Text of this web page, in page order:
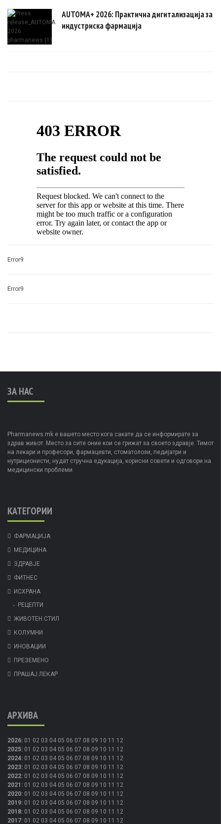
AUTOMA+ 2026: Практична дигитализација за
индустриска фармација
Error9
Error9
ЗА НАС
Pharmanews.mk е вашето место кога сакате да се информирате за
здрав живот. Место за сите оние кои се грижат за своето здравје. Тимот
на лекари и професори, фармацевти, стоматолози, педијатри и
нутриционисти, нудат стручна едукација, корисни совети и одговори на
медицински проблеми.
КАТЕГОРИИ
ФАРМАЦИЈА
МЕДИЦИНА
ЗДРАВЈЕ
ФИТНЕС
ИСХРАНА
РЕЦЕПТИ
ЖИВОТЕН СТИЛ
КОЛУМНИ
ИНОВАЦИИ
ПРЕЗЕМЕНО
ПРАШАЈ ЛЕКАР
АРХИВА
2026: 01 02 03 04 05 06 07 08 09 10 11 12
2025: 01 02 03 04 05 06 07 08 09 10 11 12
2024: 01 02 03 04 05 06 07 08 09 10 11 12
2023: 01 02 03 04 05 06 07 08 09 10 11 12
2022: 01 02 03 04 05 06 07 08 09 10 11 12
2021 : 01 02 03 04 05 06 07 08 09 10 11 12
2020: 01 02 03 04 05 06 07 08 09 10 11 12
2019: 01 02 03 04 05 06 07 08 09 10 11 12
2018: 01 02 03 04 05 06 07 08 09 10 11 12
2017: 01 02 03 04 05 06 07 08 09 10 11 12